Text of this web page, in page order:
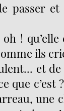
passer
!
ils
et
que c’est
une